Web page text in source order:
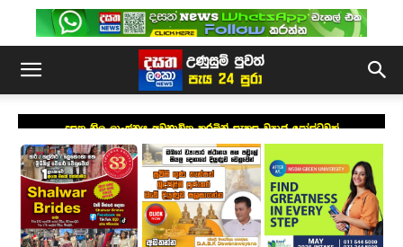
දසත නිල ලාංඡනය අවභාවිත කරමින් සැකසූ ව්‍යාජ පෝස්ටුවක්